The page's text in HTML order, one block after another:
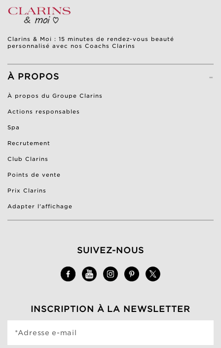
Clarins & Moi : 15 minutes de rendez-vous beauté
personnalisé avec nos Coachs Clarins
-
À PROPOS
À propos du Groupe Clarins
Actions responsables
Spa
Recrutement
Club Clarins
Points de vente
Prix Clarins
Adapter l'affichage
SUIVEZ-NOUS
INSCRIPTION À LA NEWSLETTER
*Adresse e-mail